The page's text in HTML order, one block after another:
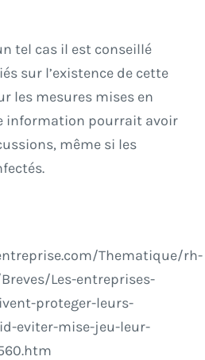
tel cas il est conseillé
sur l’existence de cette
les mesures mises en
information pourrait avoir
même si les
Thematique/rh-
Les-entreprises-
proteger-leurs-
eviter-mise-jeu-leur-